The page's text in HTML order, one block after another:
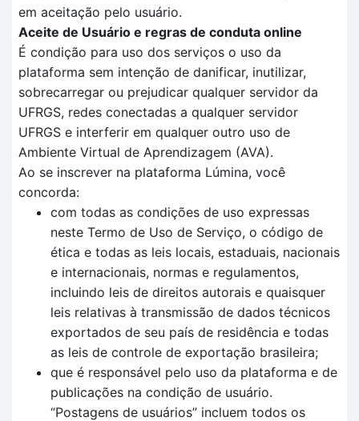
em aceitação pelo usuário.
Aceite de Usuário e regras de conduta online
É condição para uso dos serviços o uso da
plataforma sem intenção de danificar, inutilizar,
sobrecarregar ou prejudicar qualquer servidor da
UFRGS, redes conectadas a qualquer servidor
UFRGS e interferir em qualquer outro uso de
Ambiente Virtual de Aprendizagem (AVA).
Ao se inscrever na plataforma Lúmina, você
concorda:
com todas as condições de uso expressas
neste Termo de Uso de Serviço, o código de
ética e todas as leis locais, estaduais, nacionais
e internacionais, normas e regulamentos,
incluindo leis de direitos autorais e quaisquer
leis relativas à transmissão de dados técnicos
exportados de seu país de residência e todas
as leis de controle de exportação brasileira;
que é responsável pelo uso da plataforma e de
publicações na condição de usuário.
“Postagens de usuários” incluem todos os